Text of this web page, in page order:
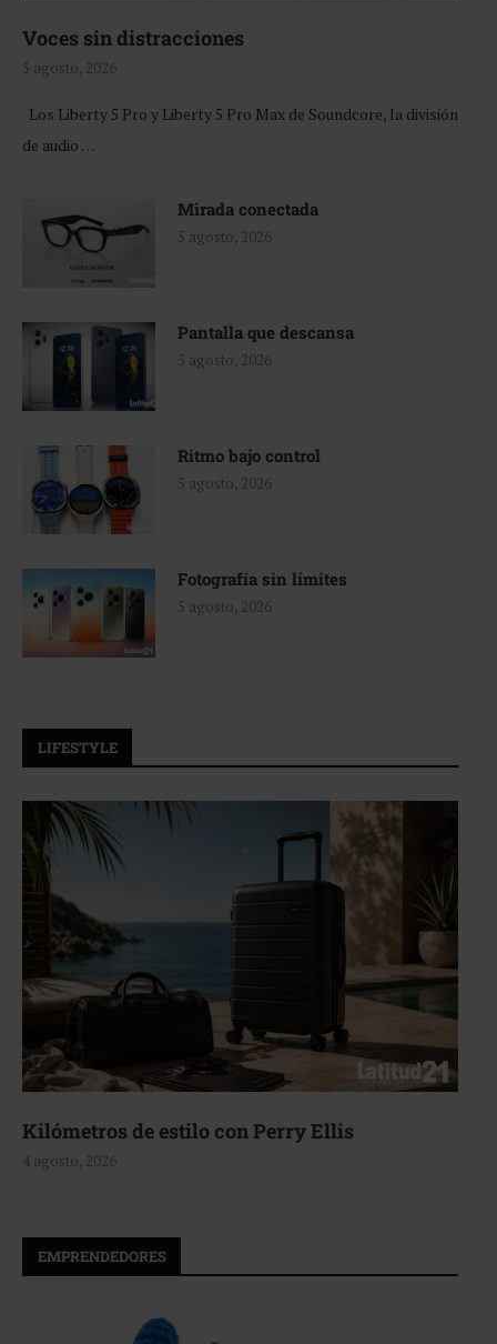
Voces sin distracciones
5 agosto, 2026
Los Liberty 5 Pro y Liberty 5 Pro Max de Soundcore, la división
de audio …
Mirada conectada
5 agosto, 2026
Pantalla que descansa
5 agosto, 2026
Ritmo bajo control
5 agosto, 2026
Fotografía sin límites
5 agosto, 2026
LIFESTYLE
Kilómetros de estilo con Perry Ellis
4 agosto, 2026
EMPRENDEDORES